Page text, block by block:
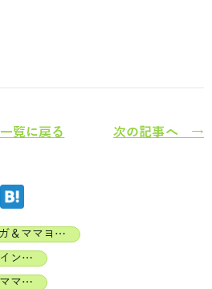
一覧に戻る 次の記事へ →
JAHA認定ベビーヨガ＆ママヨガインストラクター
JAHA認定骨盤スリムヨガインストラクター
JAHA認定 ベビーヨガ＆ママヨガ（親子ヨガ）インストラクター